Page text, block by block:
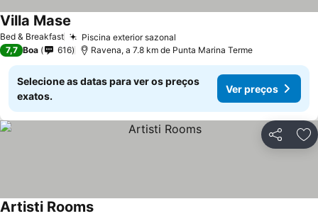
Bed & Breakfast Piscina exterior sazonal
Villa Mase
7,7 Boa 616 Ravena, a 7.8 km de Punta Marina Terme
Selecione as datas para ver os preços
exatos.
Ver preços
Partilhar
Artisti Rooms